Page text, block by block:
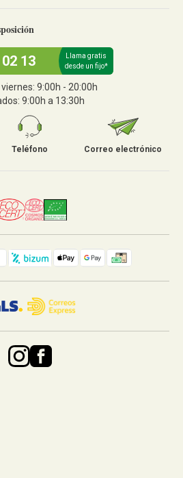
13
Llama gratis
desde un fijo*
9:00h - 20:00h
9:00h a 13:30h
Teléfono Correo electrónico